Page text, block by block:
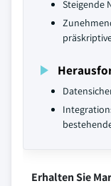
Steigende
Erhalten Sie